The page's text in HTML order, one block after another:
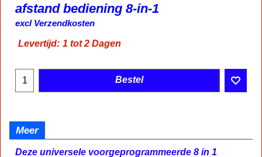
afstand bediening 8-in-1
€9.30 incl BTW
excl Verzendkosten
Meer